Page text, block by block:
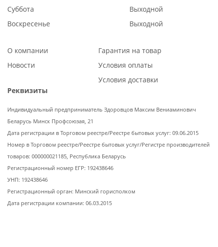
Суббота
Выходной
Воскресенье
Выходной
О компании
Новости
Гарантия на товар
Условия оплаты
Условия доставки
Реквизиты
Индивидуальный предприниматель Здоровцов Максим Вениаминович
Беларусь Минск Профсоюзая, 21
Дата регистрации в Торговом реестре/Реестре бытовых услуг: 09.06.2015
Номер в Торговом реестре/Реестре бытовых услуг/Регистре производителей
товаров: 000000021185, Республика Беларусь
Регистрационный номер ЕГР: 192438646
УНП: 192438646
Регистрационный орган: Минский горисполком
Дата регистрации компании: 06.03.2015